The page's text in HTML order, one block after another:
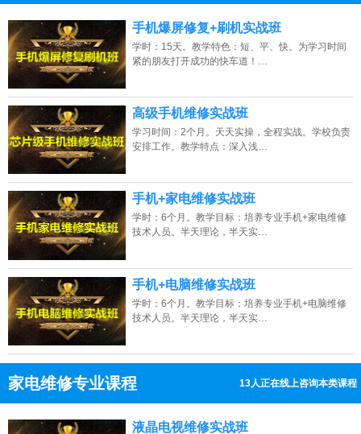
点击免费咨询电话：13807313137
手机爆屏修复+刷机实战班
学时：15天。教学特色：短、平、快。为学习时间
紧的朋友打开成功的快车道！…
高级手机维修实战班
学习时间：2个月。天天实操，全程实战。学校负责
安排工作。教学特点：深入浅…
手机+家电维修实战班
学时：6个月。教学目标：培养专业手机+家电维修
技术人员。半天理论，半天实…
手机+电脑维修实战班
学时：6个月。教学目标：培养专业手机+电脑维修
技术人员。半天理论，半天实…
家电维修专业课程 5人正在线上咨询本类课程
点击免费咨询电话：13807313137
液晶电视维修实战班